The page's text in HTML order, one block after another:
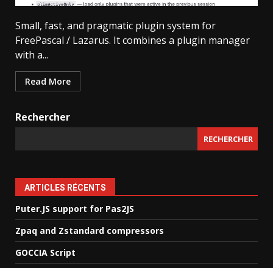
Small, fast, and pragmatic plugin system for
FreePascal / Lazarus. It combines a plugin manager
with a...
Read More
Rechercher
RECHERCHER
ARTICLES RÉCENTS
Puter.JS support for Pas2JS
Zpaq and Zstandard compressors
GOCCIA Script